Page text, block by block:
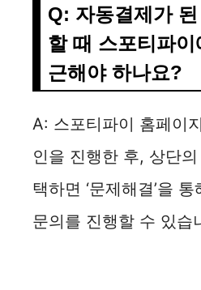
Q: 자동결제가
할 때 스포티파이
근해야 하나요?
A: 스포티파이 홈페이
인을 진행한 후, 상단의
택하면 ‘문제해결’을
문의를 진행할 수 있습